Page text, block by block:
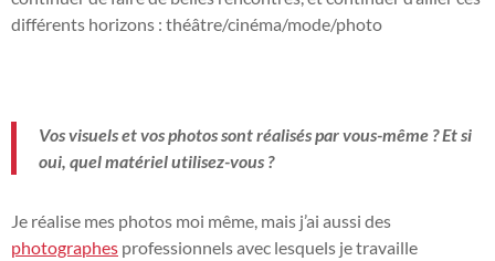
différents horizons : théâtre/cinéma/mode/photo
Vos visuels et vos photos sont réalisés par vous-même ? Et si
oui, quel matériel utilisez-vous ?
Je réalise mes photos moi même, mais j’ai aussi des
photographes professionnels avec lesquels je travaille